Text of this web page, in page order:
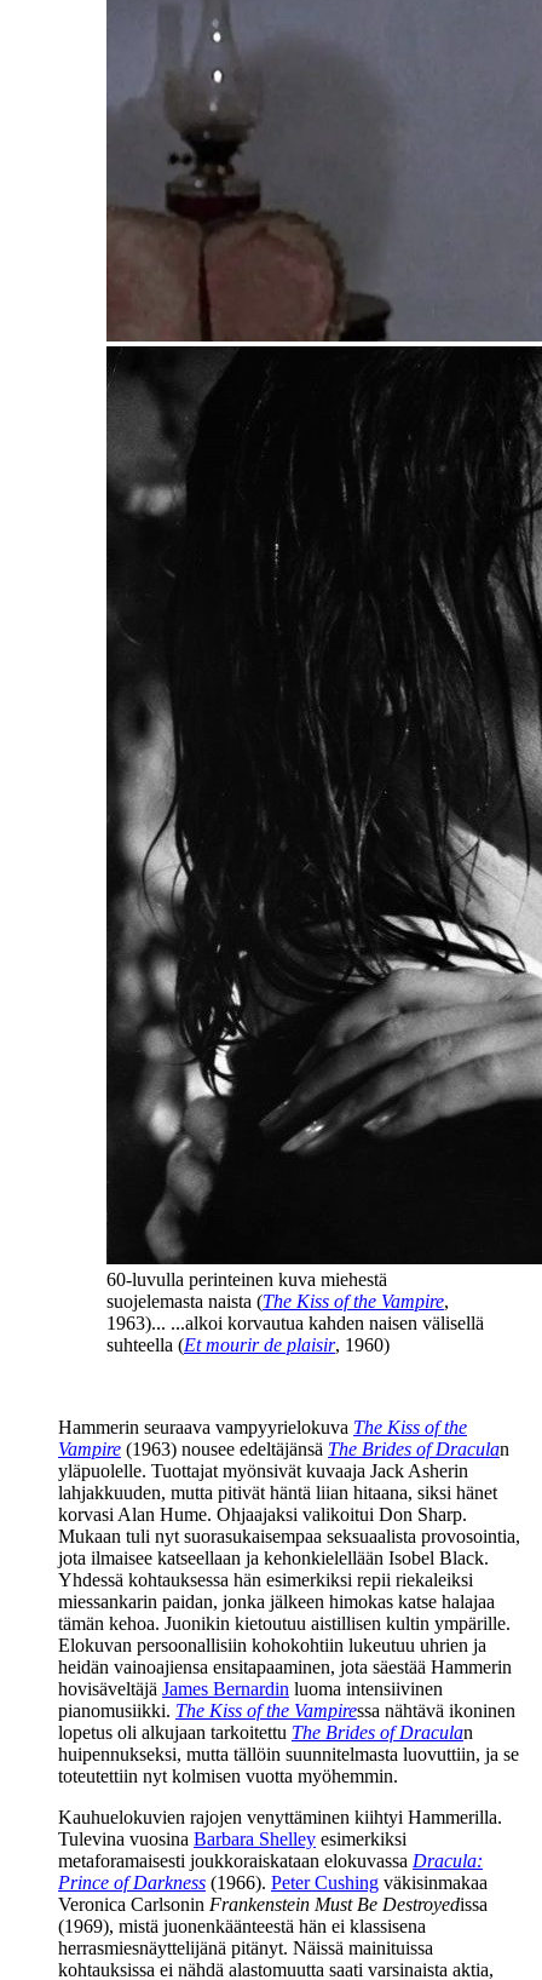
60‑luvulla perinteinen kuva miehestä
suojelemasta naista (The Kiss of the Vampire,
1963)... ...alkoi korvautua kahden naisen välisellä
suhteella (Et mourir de plaisir, 1960)
Hammerin seuraava vampyyrielokuva The Kiss of the
Vampire (1963) nousee edeltäjänsä The Brides of Draculan
yläpuolelle. Tuottajat myönsivät kuvaaja Jack Asherin
lahjakkuuden, mutta pitivät häntä liian hitaana, siksi hänet
korvasi Alan Hume. Ohjaajaksi valikoitui Don Sharp.
Mukaan tuli nyt suorasukaisempaa seksuaalista provosointia,
jota ilmaisee katseellaan ja kehonkielellään Isobel Black.
Yhdessä kohtauksessa hän esimerkiksi repii riekaleiksi
miessankarin paidan, jonka jälkeen himokas katse halajaa
tämän kehoa. Juonikin kietoutuu aistillisen kultin ympärille.
Elokuvan persoonallisiin kohokohtiin lukeutuu uhrien ja
heidän vainoajiensa ensitapaaminen, jota säestää Hammerin
hovisäveltäjä James Bernardin luoma intensiivinen
pianomusiikki. The Kiss of the Vampiressa nähtävä ikoninen
lopetus oli alkujaan tarkoitettu The Brides of Draculan
huipennukseksi, mutta tällöin suunnitelmasta luovuttiin, ja se
toteutettiin nyt kolmisen vuotta myöhemmin.
Kauhuelokuvien rajojen venyttäminen kiihtyi Hammerilla.
Tulevina vuosina Barbara Shelley esimerkiksi
metaforamaisesti joukkoraiskataan elokuvassa Dracula:
Prince of Darkness (1966). Peter Cushing väkisinmakaa
Veronica Carlsonin Frankenstein Must Be Destroyedissa
(1969), mistä juonenkäänteestä hän ei klassisena
herrasmiesnäyttelijänä pitänyt. Näissä mainituissa
kohtauksissa ei nähdä alastomuutta saati varsinaista aktia,